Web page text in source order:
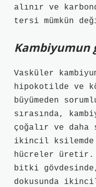
alınır ve
tersi mümkün
Kambiyumun
Vasküler
hipokotilde ve
büyümeden
sırasında,
çoğalır ve
ikincil
hücreler üretir.
bitki
dokusunda